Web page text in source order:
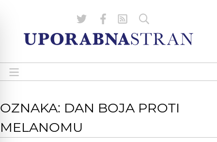
OZNAKA: DAN BOJA PROTI
MELANOMU